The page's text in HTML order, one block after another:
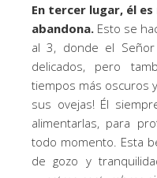
En tercer lugar, él
abandona. Esto se
al 3, donde el
delicados, pero
tiempos más oscuros
sus ovejas! Él
alimentarlas, para
todo momento. Esta
de gozo y